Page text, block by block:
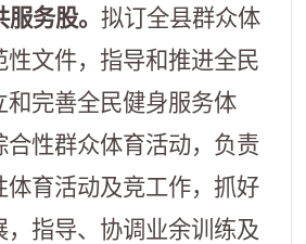
服务股。 拟订全县群众体
性文件，指导和推进全民
和完善全民健身服务体
合性群众体育活动，负责
体育活动及竞工作，抓好
，指导、协调业余训练及